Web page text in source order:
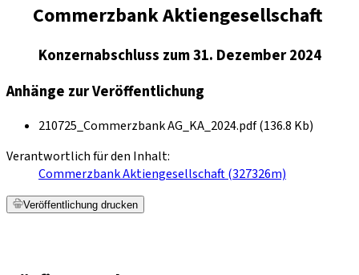
Commerzbank Aktiengesellschaft
Konzernabschluss zum 31. Dezember 2024
Anhänge zur Veröffentlichung
210725_Commerzbank AG_KA_2024.pdf (136.8 Kb)
Verantwortlich für den Inhalt:
Commerzbank Aktiengesellschaft (327326m)
Veröffentlichung drucken